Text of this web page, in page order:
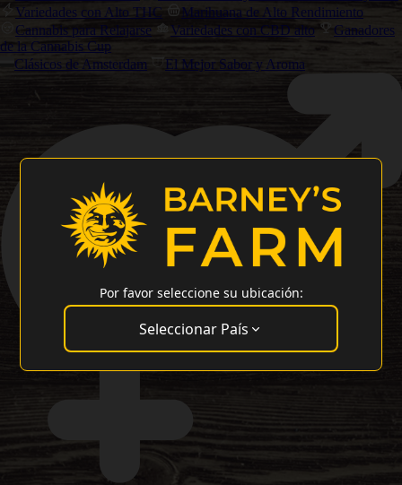
Variedades con Alto THC
Marihuana de Alto Rendimiento
Cannabis para Relajarse
Variedades con CBD alto
Ganadores
de la Cannabis Cup
Clásicos de Amsterdam
El Mejor Sabor y Aroma
Por favor seleccione su ubicación:
Seleccionar País